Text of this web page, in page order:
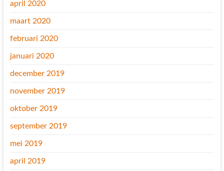
april 2020
maart 2020
februari 2020
januari 2020
december 2019
november 2019
oktober 2019
september 2019
mei 2019
april 2019